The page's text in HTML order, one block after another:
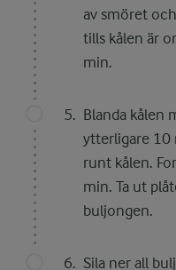
av smöret
tills kålen är
min.
Blanda kålen
ytterligare 10
runt kålen.
min. Ta ut
buljongen.
Sila ner all